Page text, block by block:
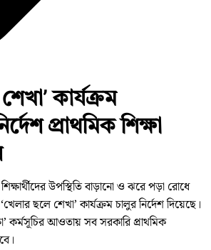
কার্যক্রম
প্রাথমিক শিক্ষা
উপস্থিতি বাড়ানো ও ঝরে পড়া রোধে
ছলে শেখা’ কার্যক্রম চালুর নির্দেশ দিয়েছে।
কর্মসূচির আওতায় সব সরকারি প্রাথমিক